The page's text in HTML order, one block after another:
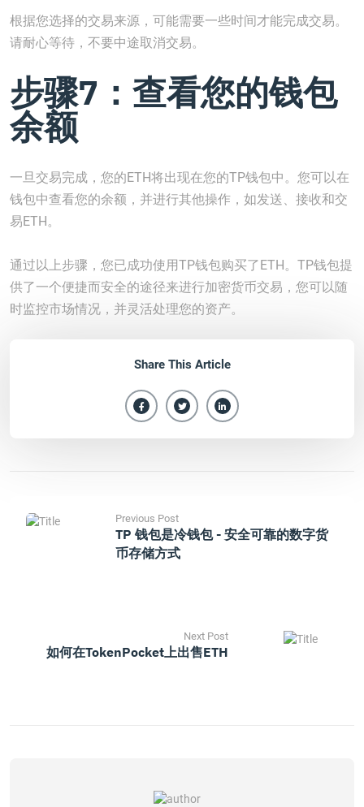
根据您选择的交易来源，可能需要一些时间才能完成交易。
请耐心等待，不要中途取消交易。
步骤7：查看您的钱包
余额
一旦交易完成，您的ETH将出现在您的TP钱包中。您可以在
钱包中查看您的余额，并进行其他操作，如发送、接收和交
易ETH。
通过以上步骤，您已成功使用TP钱包购买了ETH。TP钱包提
供了一个便捷而安全的途径来进行加密货币交易，您可以随
时监控市场情况，并灵活处理您的资产。
Share This Article
Previous Post
TP 钱包是冷钱包 - 安全可靠的数字货
币存储方式
Next Post
如何在TokenPocket上出售ETH